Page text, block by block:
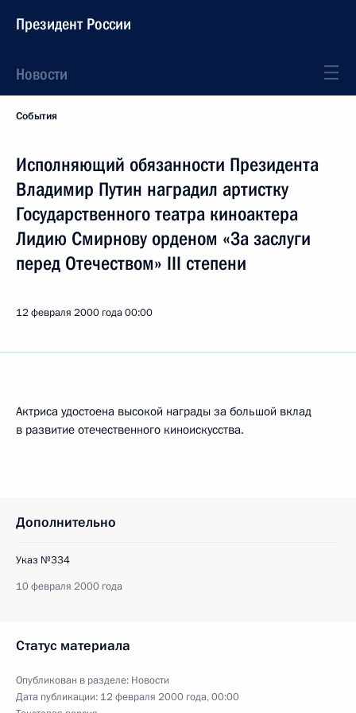
Президент России
Новости
События
Исполняющий обязанности Президента
Владимир Путин наградил артистку
Государственного театра киноактера
Лидию Смирнову орденом «За заслуги
перед Отечеством» III степени
12 февраля 2000 года00:00
Актриса удостоена высокой награды за большой вклад
в развитие отечественного киноискусства.
Дополнительно
Указ №334
10 февраля 2000 года
Статус материала
Опубликован в разделе: Новости
Дата публикации: 12 февраля 2000 года, 00:00